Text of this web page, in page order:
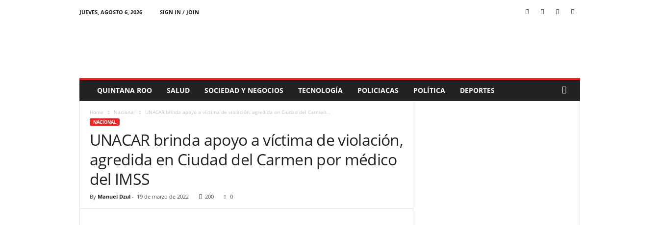
JUEVES, AGOSTO 6, 2026
SIGN IN / JOIN
QUINTANA ROO SALUD SOCIEDAD Y NEGOCIOS TECNOLOGÍA POLICIACAS POLÍTICA DEPORTES
Home Nacional UNACAR brinda apoyo a víctima de violación, agredida en Ciudad del Carmen...
NACIONAL
UNACAR brinda apoyo a víctima de violación,
agredida en Ciudad del Carmen por médico
del IMSS
By Manuel Dzul- 19 de marzo de 2022 200 0